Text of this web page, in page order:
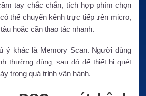
tay chắc chắn, tích hợp phím chọn
thể chuyển kênh trực tiếp trên micro,
hoặc cần thao tác nhanh.
ý khác là Memory Scan. Người dùng
thường dùng, sau đó để thiết bị quét
trong quá trình vận hành.